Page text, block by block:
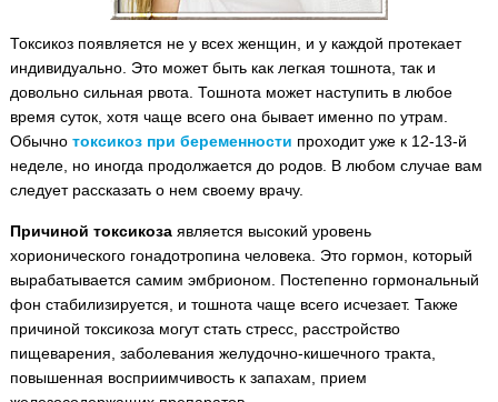
Токсикоз появляется не у всех женщин, и у каждой протекает
индивидуально. Это может быть как легкая тошнота, так и
довольно сильная рвота. Тошнота может наступить в любое
время суток, хотя чаще всего она бывает именно по утрам.
Обычно токсикоз при беременности проходит уже к 12-13-й
неделе, но иногда продолжается до родов. В любом случае вам
следует рассказать о нем своему врачу.
Причиной токсикозаявляется высокий уровень
хорионического гонадотропина человека. Это гормон, который
вырабатывается самим эмбрионом. Постепенно гормональный
фон стабилизируется, и тошнота чаще всего исчезает. Также
причиной токсикоза могут стать стресс, расстройство
пищеварения, заболевания желудочно-кишечного тракта,
повышенная восприимчивость к запахам, прием